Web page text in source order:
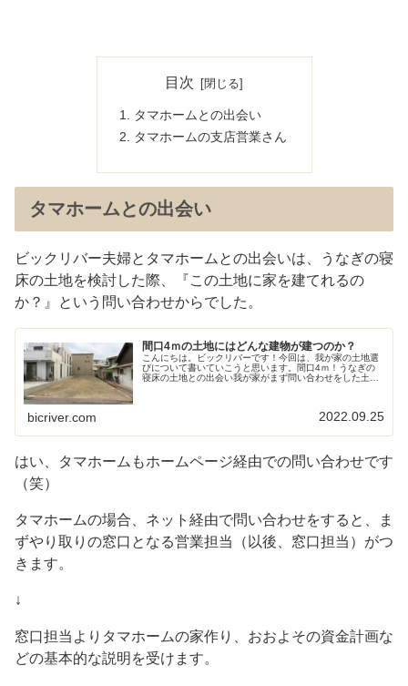
目次
タマホームとの出会い
タマホームの支店営業さん
タマホームとの出会い
ビックリバー夫婦とタマホームとの出会いは、うなぎの寝
床の土地を検討した際、『この土地に家を建てれるの
か？』という問い合わせからでした。
間口4ｍの土地にはどんな建物が建つのか？
こんにちは。ビックリバーです！今回は、我が家の土地選
びについて書いていこうと思います。間口4ｍ！うなぎの
寝床の土地との出会い我が家がまず問い合わせをした土地
bicriver.com 2022.09.25
はい、タマホームもホームページ経由での問い合わせです
（笑）
タマホームの場合、ネット経由で問い合わせをすると、ま
ずやり取りの窓口となる営業担当（以後、窓口担当）がつ
きます。
↓
窓口担当よりタマホームの家作り、おおよその資金計画な
どの基本的な説明を受けます。